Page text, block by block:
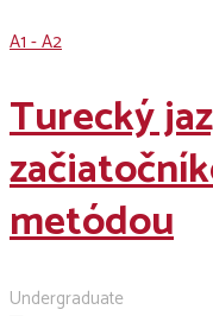
A1 - A2
Turecký
metódou
Undergraduate